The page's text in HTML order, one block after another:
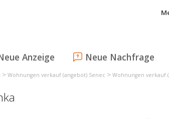
Anzeige Neue Nachfrage
> Wohnungen verkauf (angebot) Senec > Wohnungen verkauf